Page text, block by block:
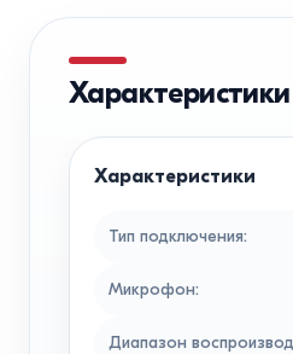
Характеристики
Характеристики
Тип подключения:
Микрофон:
Диапазон